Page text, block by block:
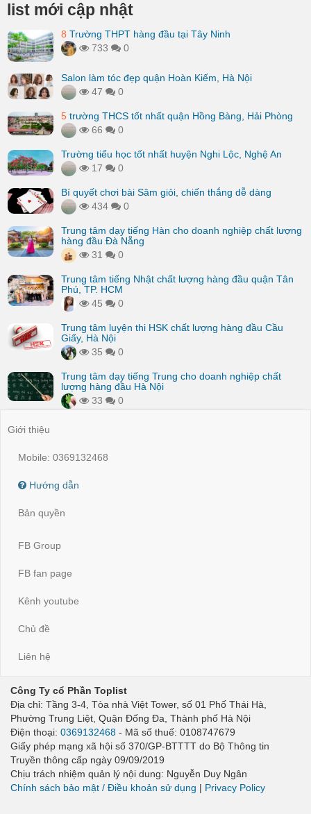
list mới cập nhật
8 Trường THPT hàng đầu tại Tây Ninh
733
0
Salon làm tóc đẹp quận Hoàn Kiếm, Hà Nội
47
0
5 trường THCS tốt nhất quận Hồng Bàng, Hải Phòng
66
0
Trường tiểu học tốt nhất huyện Nghi Lộc, Nghệ An
17
0
Bí quyết chơi bài Sâm giỏi, chiến thắng dễ dàng
434
0
Trung tâm dạy tiếng Hàn cho doanh nghiệp chất lượng
hàng đầu Đà Nẵng
31
0
Trung tâm tiếng Nhật chất lượng hàng đầu quận Tân
Phú, TP. HCM
45
0
Trung tâm luyện thi HSK chất lượng hàng đầu Cầu
Giấy, Hà Nội
35
0
Trung tâm dạy tiếng Trung cho doanh nghiệp chất
lượng hàng đầu Hà Nội
33
0
Giới thiệu
Mobile: 0369132468
Hướng dẫn
Bản quyền
FB Group
FB fan page
Kênh youtube
Chủ đề
Liên hệ
Công Ty cổ Phần Toplist
Địa chỉ: Tầng 3-4, Tòa nhà Việt Tower, số 01 Phố Thái Hà,
Phường Trung Liệt, Quận Đống Đa, Thành phố Hà Nội
Điện thoại: 0369132468 - Mã số thuế: 0108747679
Giấy phép mạng xã hội số 370/GP-BTTTT do Bộ Thông tin
Truyền thông cấp ngày 09/09/2019
Chịu trách nhiệm quản lý nội dung: Nguyễn Duy Ngân
Chính sách bảo mật / Điều khoản sử dụng | Privacy Policy